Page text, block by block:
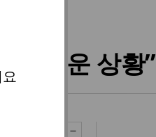
스러운 상황”